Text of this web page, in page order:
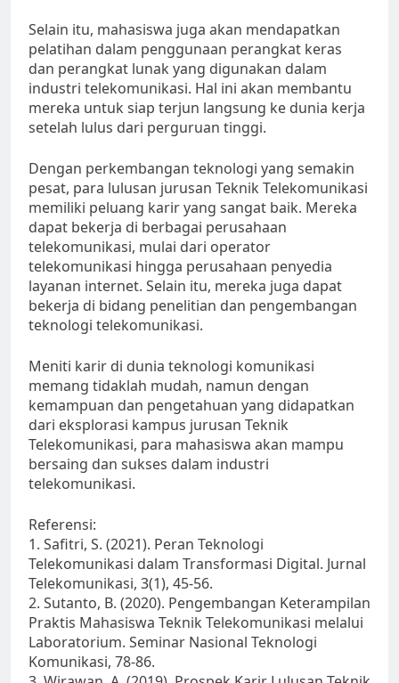
Selain itu, mahasiswa juga akan mendapatkan
pelatihan dalam penggunaan perangkat keras
dan perangkat lunak yang digunakan dalam
industri telekomunikasi. Hal ini akan membantu
mereka untuk siap terjun langsung ke dunia kerja
setelah lulus dari perguruan tinggi.
Dengan perkembangan teknologi yang semakin
pesat, para lulusan jurusan Teknik Telekomunikasi
memiliki peluang karir yang sangat baik. Mereka
dapat bekerja di berbagai perusahaan
telekomunikasi, mulai dari operator
telekomunikasi hingga perusahaan penyedia
layanan internet. Selain itu, mereka juga dapat
bekerja di bidang penelitian dan pengembangan
teknologi telekomunikasi.
Meniti karir di dunia teknologi komunikasi
memang tidaklah mudah, namun dengan
kemampuan dan pengetahuan yang didapatkan
dari eksplorasi kampus jurusan Teknik
Telekomunikasi, para mahasiswa akan mampu
bersaing dan sukses dalam industri
telekomunikasi.
Referensi:
1. Safitri, S. (2021). Peran Teknologi
Telekomunikasi dalam Transformasi Digital. Jurnal
Telekomunikasi, 3(1), 45-56.
2. Sutanto, B. (2020). Pengembangan Keterampilan
Praktis Mahasiswa Teknik Telekomunikasi melalui
Laboratorium. Seminar Nasional Teknologi
Komunikasi, 78-86.